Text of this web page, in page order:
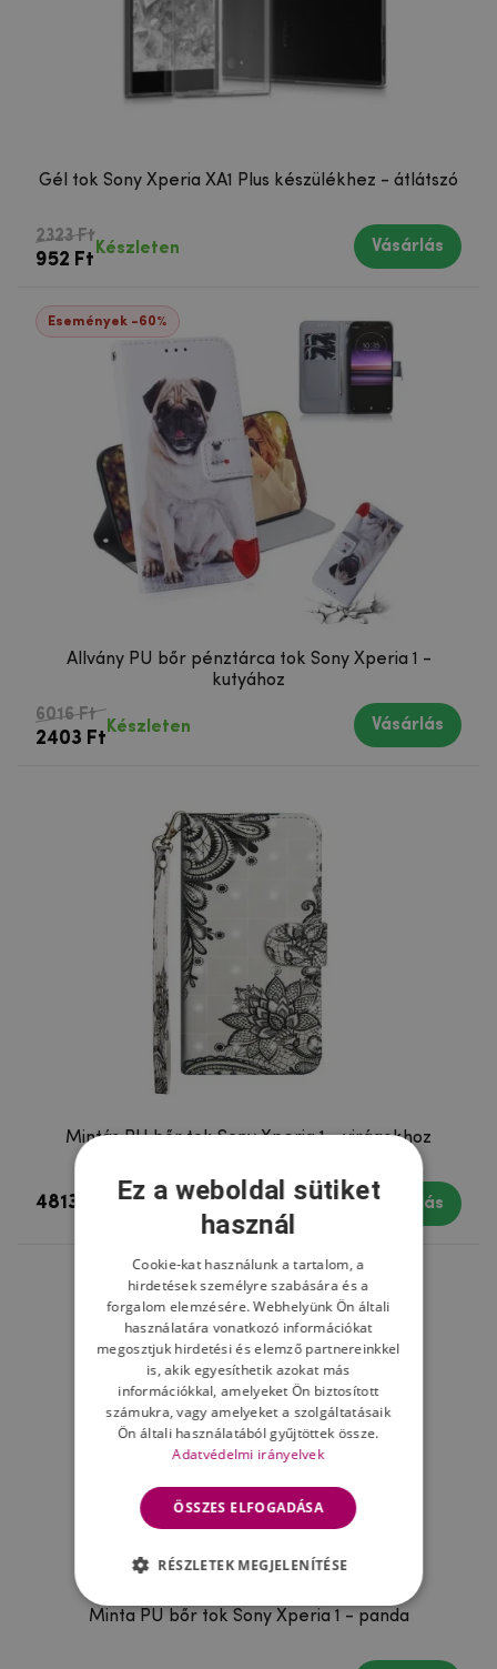
Gél tok Sony Xperia XA1 Plus készülékhez - átlátszó
2323 Ft
952 Ft
Készleten Vásárlás
Események -60%
Állvány PU bőr pénztárca tok Sony Xperia 1 -
kutyához
6016 Ft
2403 Ft
Készleten Vásárlás
Mintás PU bőr tok Sony Xperia 1 - virágokhoz
4813 Ft Készleten Vásárlás
Minta PU bőr tok Sony Xperia 1 - panda
Ez a weboldal sütiket
használ
Cookie-kat használunk a tartalom, a
hirdetések személyre szabására és a
forgalom elemzésére. Webhelyünk Ön általi
használatára vonatkozó információkat
megosztjuk hirdetési és elemző partnereinkkel
is, akik egyesíthetik azokat más
információkkal, amelyeket Ön biztosított
számukra, vagy amelyeket a szolgáltatásaik
Ön általi használatából gyűjtöttek össze.
Adatvédelmi irányelvek
ÖSSZES ELFOGADÁSA
RÉSZLETEK MEGJELENÍTÉSE